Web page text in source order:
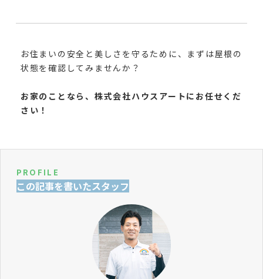
お住まいの安全と美しさを守るために、まずは屋根の
状態を確認してみませんか？
お家のことなら、株式会社ハウスアートにお任せくだ
さい！
PROFILE
この記事を書いたスタッフ